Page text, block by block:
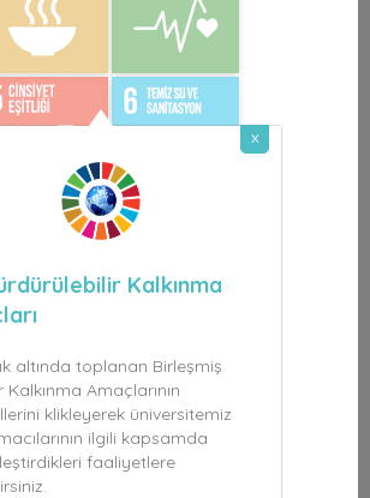
x
Kalkınma
altında toplanan Birleşmiş
Kalkınma Amaçlarının
klikleyerek üniversitemiz
ilgili kapsamda
faaliyetlere